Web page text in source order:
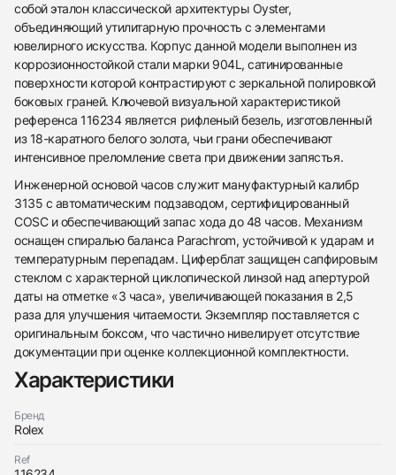
438
285
145
142
205
204
195
150
6
собой эталон классической архитектуры Oyster,
объединяющий утилитарную прочность с элементами
ювелирного искусства. Корпус данной модели выполнен из
коррозионностойкой стали марки 904L, сатинированные
поверхности которой контрастируют с зеркальной полировкой
боковых граней. Ключевой визуальной характеристикой
референса 116234 является рифленый безель, изготовленный
из 18-каратного белого золота, чьи грани обеспечивают
интенсивное преломление света при движении запястья.
Инженерной основой часов служит мануфактурный калибр
3135 с автоматическим подзаводом, сертифицированный
COSC и обеспечивающий запас хода до 48 часов. Механизм
оснащен спиралью баланса Parachrom, устойчивой к ударам и
температурным перепадам. Циферблат защищен сапфировым
стеклом с характерной циклопической линзой над апертурой
даты на отметке «3 часа», увеличивающей показания в 2,5
раза для улучшения читаемости. Экземпляр поставляется с
оригинальным боксом, что частично нивелирует отсутствие
документации при оценке коллекционной комплектности.
Характеристики
Бренд
Rolex
Ref